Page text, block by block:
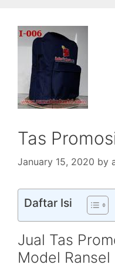
Tas
January 15, 2020 by
Daftar Isi
Jual Tas
Model